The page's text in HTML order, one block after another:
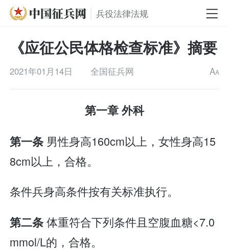
兵役法律法规
《应征公民体格检查标准》摘要
2021年01月14日 全国征兵网 AA
第一章 外科
第一条 男性身高160cm以上，女性身高15
8cm以上，合格。
条件兵身高条件按有关标准执行。
第二条体重符合下列条件且空腹血糖<7.0
mmol/L的，合格。